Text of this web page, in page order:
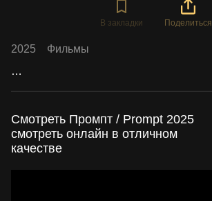
В закладки Поделиться
2025
Фильмы
…
Смотреть Промпт / Prompt 2025
смотреть онлайн в отличном
качестве